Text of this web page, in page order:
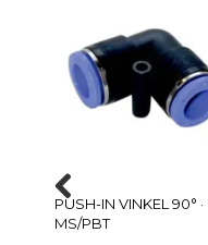
PUSH-IN VINKEL 90° ·
MS/PBT